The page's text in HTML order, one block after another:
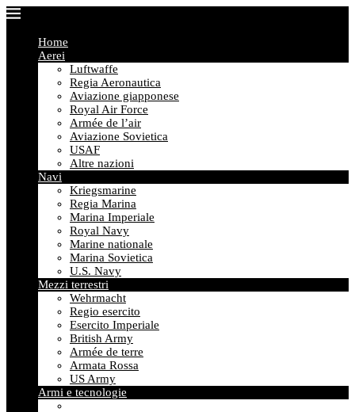
Home
Aerei
Luftwaffe
Regia Aeronautica
Aviazione giapponese
Royal Air Force
Armée de l’air
Aviazione Sovietica
USAF
Altre nazioni
Navi
Kriegsmarine
Regia Marina
Marina Imperiale
Royal Navy
Marine nationale
Marina Sovietica
U.S. Navy
Mezzi terrestri
Wehrmacht
Regio esercito
Esercito Imperiale
British Army
Armée de terre
Armata Rossa
US Army
Armi e tecnologie